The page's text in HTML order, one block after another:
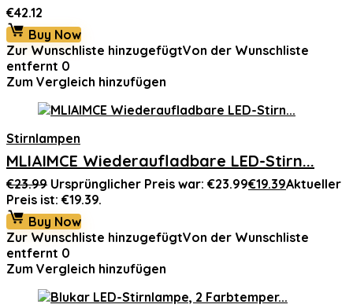
€42.12
Buy Now
Zur Wunschliste hinzugefügtVon der Wunschliste
entfernt 0
Zum Vergleich hinzufügen
Stirnlampen
MLIAIMCE Wiederaufladbare LED-Stirn...
€23.99 Ursprünglicher Preis war: €23.99€19.39Aktueller
Preis ist: €19.39.
Buy Now
Zur Wunschliste hinzugefügtVon der Wunschliste
entfernt 0
Zum Vergleich hinzufügen